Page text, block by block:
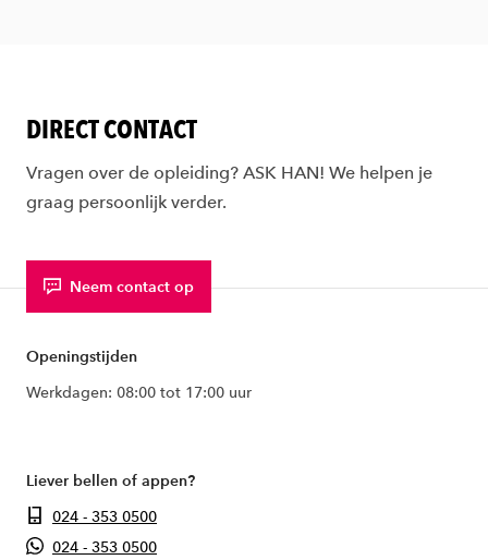
DIRECT CONTACT
Vragen over de opleiding? ASK HAN! We helpen je
graag persoonlijk verder.
Neem contact op
Openingstijden
Werkdagen: 08:00 tot 17:00 uur
Liever bellen of appen?
024 - 353 0500
024 - 353 0500